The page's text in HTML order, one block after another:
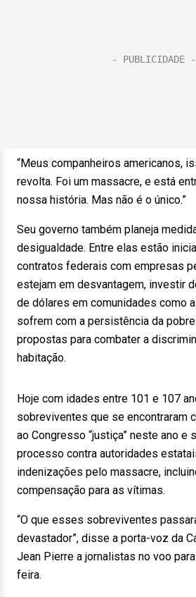
“Meus companheiros americanos,
revolta. Foi um massacre, e está
nossa história. Mas não é o único.”
Seu governo também planeja
desigualdade. Entre elas estão
contratos federais com empresas
estejam em desvantagem, investir
de dólares em comunidades como
sofrem com a persistência da
propostas para combater a
habitação.
Hoje com idades entre 101 e 107
sobreviventes que se encontraram
ao Congresso “justiça” neste ano e
processo contra autoridades
indenizações pelo massacre,
compensação para as vítimas.
“O que esses sobreviventes
devastador”, disse a porta-voz da
Jean Pierre a jornalistas no voo
feira.